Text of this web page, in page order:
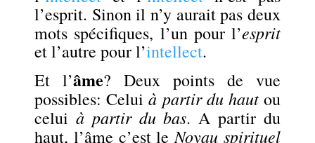
l’esprit. Sinon il n’y aurait pas deux
mots spécifiques, l’un pour l’esprit
et l’autre pour l’intellect.
Et l’âme? Deux points de vue
possibles: Celuià partir du hautou
celuià partir du bas. A partir du
haut, l’âme c’est leNoyau spirituel